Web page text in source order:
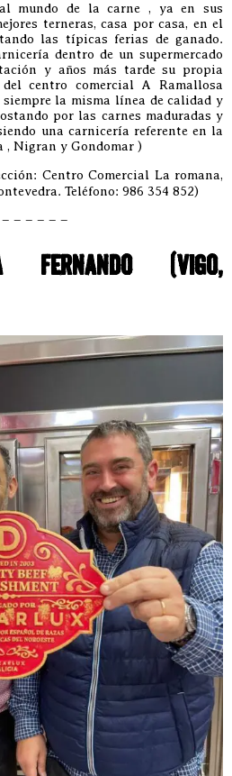
mundo de la carne , ya en sus
terneras, casa por casa, en el
las típicas ferias de ganado.
dentro de un supermercado
y años más tarde su propia
centro comercial A Ramallosa
la misma línea de calidad y
por las carnes maduradas y
una carnicería referente en la
, Nigran y Gondomar )
Centro Comercial La romana,
Teléfono: 986 354 852)
– – – – –
FERNANDO (VIGO,